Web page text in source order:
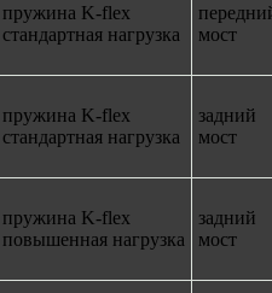
пружина K-flex
стандартная нагрузка
мост
пружина K-flex
стандартная нагрузка
задний
мост
пружина K-flex
повышенная нагрузка
задний
мост